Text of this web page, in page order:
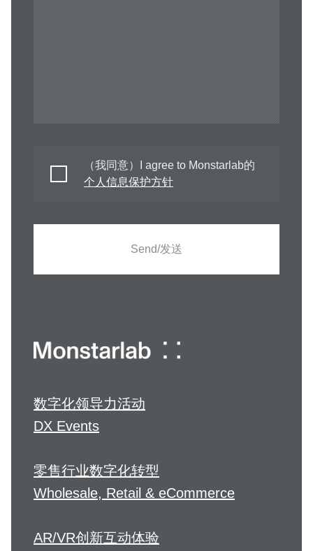
（我同意）I agree to Monstarlab的
个人信息保护方针
Send/发送
数字化领导力活动
DX Events
零售行业数字化转型
Wholesale, Retail & eCommerce
AR/VR创新互动体验